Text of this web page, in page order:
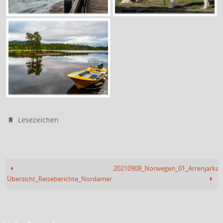
Lesezeichen.
Übersicht_Reiseberichte_Nordamerika